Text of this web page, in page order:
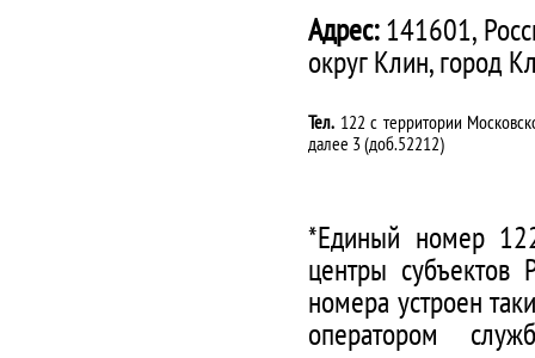
Адрес:141601,
округ Клин, город
Тел. 122 с территории
далее 3 (доб.52212)
*Единый номер
центры субъектов
номера устроен
оператором